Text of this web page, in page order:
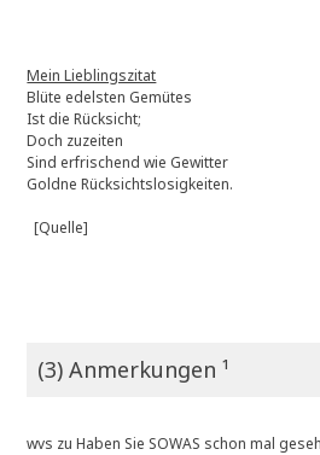
Mein Lieblingszitat
Blüte edelsten Gemütes
Ist die Rücksicht;
Doch zuzeiten
Sind erfrischend wie Gewitter
Goldne Rücksichtslosigkeiten.
[Quelle]
(3) Anmerkungen ¹
wvs zuHaben Sie SOWAS schon mal